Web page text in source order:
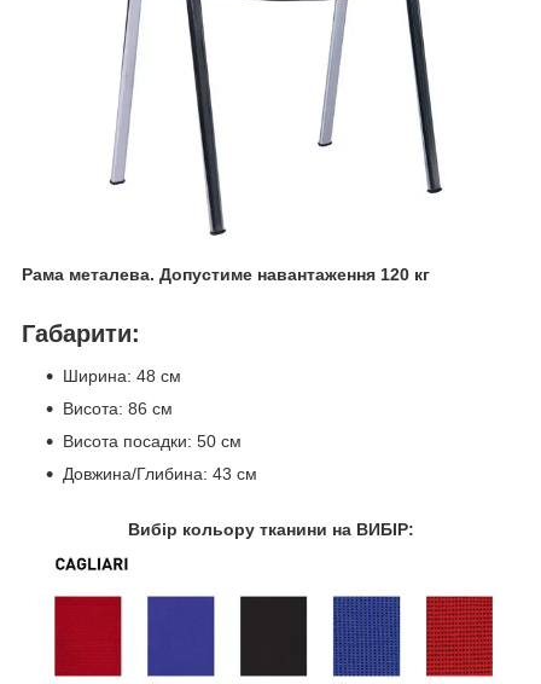
Рама металева. Допустиме навантаження 120 кг
Габарити:
Ширина: 48 см
Висота: 86 см
Висота посадки: 50 см
Довжина/Глибина: 43 см
Вибір кольору тканини на ВИБІР: